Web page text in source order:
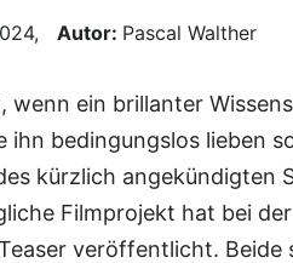
Autor: Pascal Walther
ihn bedingungslos lieben
kürzlich angekündigten
Filmprojekt hat bei
veröffentlicht. Beide